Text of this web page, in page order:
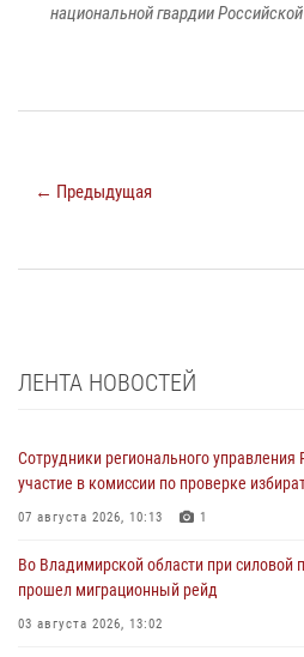
национальной гвардии
← Предыдущая
ЛЕНТА НОВОСТЕЙ
Сотрудники регионального
участие в комиссии по проверке
07 августа 2026, 10:13 1
Во Владимирской области при
прошел миграционный рейд
03 августа 2026, 13:02